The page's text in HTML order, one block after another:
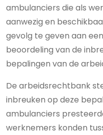
ambulanciers die als
aanwezig en
gevolg te geven aan
beoordeling van de
bepalingen van de
De arbeidsrechtbank
inbreuken op deze
ambulanciers
werknemers konden